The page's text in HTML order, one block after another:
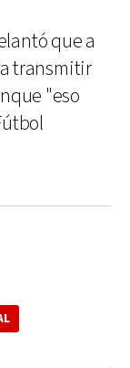
que a
transmitir
"eso